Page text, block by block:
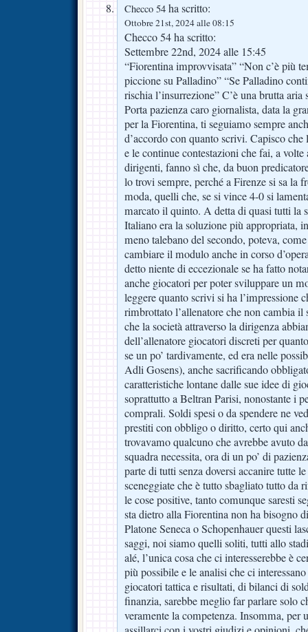
Checco 54 ha scritto:
Ottobre 21st, 2024 alle 08:15
Checco 54 ha scritto:
Settembre 22nd, 2024 alle 15:45
“Fiorentina improvvisata” “Non c’è più
piccione su Palladino” “Se Palladino
rischia l’insurrezione” C’è una brutta aria
Porta pazienza caro giornalista, data la
per la Fiorentina, ti seguiamo sempre
d’accordo con quanto scrivi. Capisco
e le continue contestazioni che fai, a
dirigenti, fanno sì che, da buon
lo trovi sempre, perché a Firenze si sa la
moda, quelli che, se si vince 4-0 si
marcato il quinto. A detta di quasi tutti la
Italiano era la soluzione più appropriata,
meno talebano del secondo, poteva,
cambiare il modulo anche in corso
detto niente di eccezionale se ha fatto
anche giocatori per poter sviluppare un
leggere quanto scrivi si ha l’impressione
rimbrottato l’allenatore che non cambia
che la società attraverso la dirigenza
dell’allenatore giocatori discreti per
se un po’ tardivamente, ed era nelle
Adli Gosens), anche sacrificando
caratteristiche lontane dalle sue idee di
soprattutto a Beltran Parisi, nonostante i
comprali. Soldi spesi o da spendere ne
prestiti con obbligo o diritto, certo qui
trovavamo qualcuno che avrebbe avuto
squadra necessita, ora di un po’ di
parte di tutti senza doversi accanire tutte
sceneggiate che è tutto sbagliato tutto da
le cose positive, tanto comunque saresti
sta dietro alla Fiorentina non ha bisogno
Platone Seneca o Schopenhauer questi
saggi, noi siamo quelli soliti, tutti allo
alé, l’unica cosa che ci interesserebbe è
più possibile e le analisi che ci
giocatori tattica e risultati, di bilanci di
finanzia, sarebbe meglio far parlare solo
veramente la competenza. Insomma, per